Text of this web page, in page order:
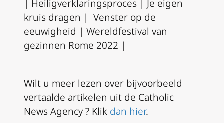
| Heiligverklaringsproces | Je eigen
kruis dragen | Venster op de
eeuwigheid | Wereldfestival van
gezinnen Rome 2022 |
Wilt u meer lezen over bijvoorbeeld
vertaalde artikelen uit de Catholic
News Agency ? Klik dan hier.